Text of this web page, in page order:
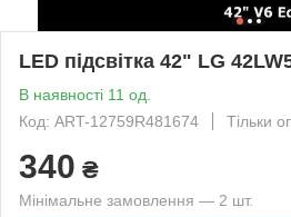
LED підсвітка 42" LG
В наявності 11 од.
Код: ART-12759R481674
Тільки
340 ₴
Мінімальне замовлення — 2 шт.